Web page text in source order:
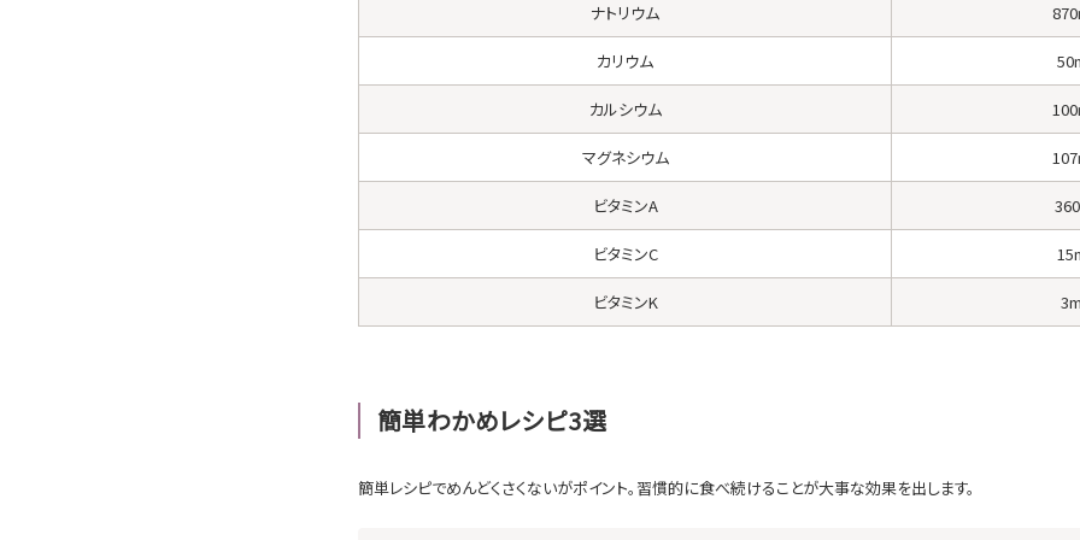
ナトリウム
カリウム
カルシウム
マグネシウム
ビタミンA
ビタミンC
ビタミンK
簡単わかめレシピ3選
簡単レシピでめんどくさくないがポイント。習慣的に食べ続けることが大事な効果を出します。